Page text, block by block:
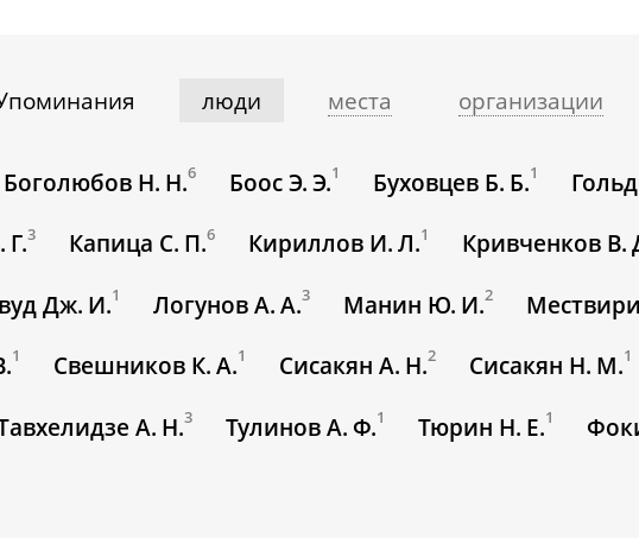
люди места организации
Боголюбов Н. Н.6 Боос Э. Э.1 Буховцев Б. Б.1
Г.3 Капица С. П.6 Кириллов И. Л.1
Кривченков В.
Дж. И.1 Логунов А. А.3 Манин Ю. И.2
1 Свешников К. А.1 Сисакян А. Н.2 Сисакян Н. М.1
А. Н.3 Тулинов А. Ф.1 Тюрин Н. Е.1